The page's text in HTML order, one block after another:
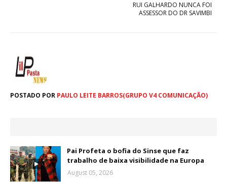
RUI GALHARDO NUNCA FOI
ASSESSOR DO DR SAVIMBI
POSTADO POR PAULO LEITE BARROS(GRUPO V4 COMUNICAÇÃO)
Pai Profeta o bofia do Sinse que faz
trabalho de baixa visibilidade na Europa
August 05, 2026